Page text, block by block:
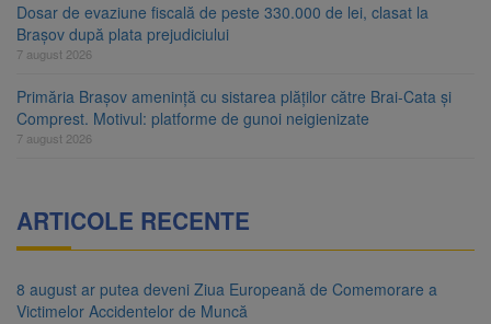
Dosar de evaziune fiscală de peste 330.000 de lei, clasat la
Brașov după plata prejudiciului
7 august 2026
Primăria Brașov amenință cu sistarea plăților către Brai-Cata și
Comprest. Motivul: platforme de gunoi neigienizate
7 august 2026
ARTICOLE RECENTE
8 august ar putea deveni Ziua Europeană de Comemorare a
Victimelor Accidentelor de Muncă